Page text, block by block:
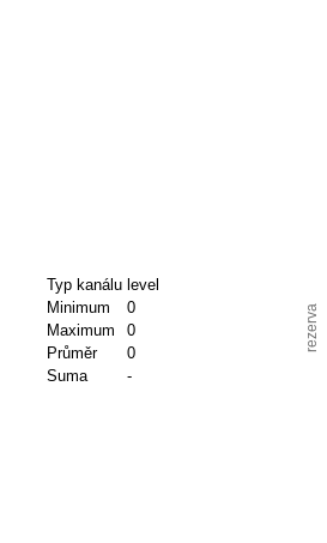
Typ kanálu level
Minimum
0
Maximum
0
Průměr
0
Suma
-
rezerva